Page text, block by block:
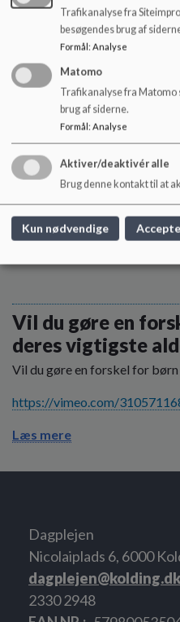
Læs mere
Vil du gøre en
deres vigtigste
Vil du gøre en forskel for
https://vimeo.com/
Læs mere
Dagplejen
Nicolaiplads 6, 6000
dagplejen@kolding.dk
2330 2948
Trafikanalyse fra
besøgendes brug af
Formål: Analyse
Matomo
Trafikanalyse fra Matomo
brug af siderne.
Formål: Analyse
Aktiver/deaktivér alle
Brug denne kontakt til at
Kun nødvendige